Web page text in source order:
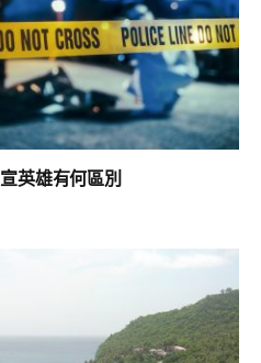
英雄有何區別